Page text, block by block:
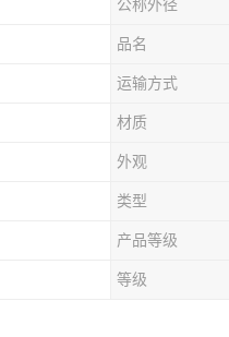
公称外径
品名
运输方式
材质
外观
类型
产品等级
等级